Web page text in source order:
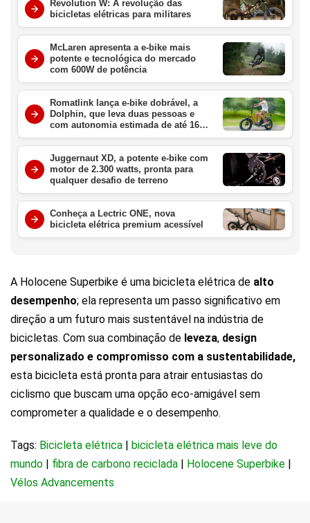
Revolution W: A revolução das
bicicletas elétricas para militares
McLaren apresenta a e-bike mais
potente e tecnológica do mercado
com 600W de potência
Romatlink lança e-bike dobrável, a
Dolphin, que leva duas pessoas e
com autonomia estimada de até 161
km por carga
Juggernaut XD, a potente e-bike com
motor de 2.300 watts, pronta para
qualquer desafio de terreno
Conheça a Lectric ONE, nova
bicicleta elétrica premium acessível
A Holocene Superbike é uma bicicleta elétrica de alto
desempenho; ela representa um passo significativo em
direção a um futuro mais sustentável na indústria de
bicicletas. Com sua combinação de leveza, design
personalizado e compromisso com a sustentabilidade,
esta bicicleta está pronta para atrair entusiastas do
ciclismo que buscam uma opção eco-amigável sem
comprometer a qualidade e o desempenho.
Tags: Bicicleta elétrica
bicicleta elétrica mais leve do
mundo
fibra de carbono reciclada Holocene Superbike
Vélos Advancements